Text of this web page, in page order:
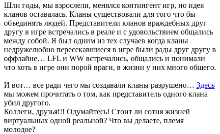
Шли годы, мы взрослели, менялся контингент игр, но идея
кланов оставалась. Кланы существовали для того что бы
объединять людей. Представители кланов враждебных друг
другу в игре встречались в реале и с удовольствием общались
между собой. Я был одним из тех случаев когда кланы
недружелюбно пересекавшиеся в игре были рады друг другу в
оффлайне… LFL и WW встречались, общались и понимали
что хоть в игре они порой враги, в жизни у них много общего.
И вот… все ради чего мы создавали кланы разрушено… Здесь
мы можем прочитать о том, как представитель одного клана
убил другого.
Коллеги, друзья!!! Одумайтесь! Стоит ли сотня жизней
виртуальных одной реальной? Что вы делаете, племя
молодое?